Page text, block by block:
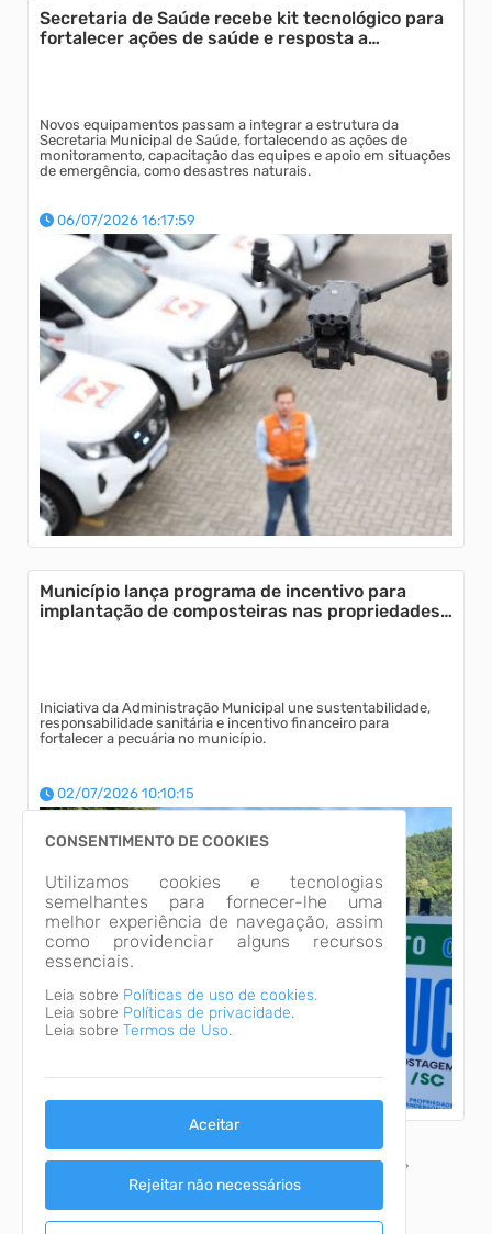
Secretaria de Saúde recebe kit tecnológico para
fortalecer ações de saúde e resposta a
Novos equipamentos passam a integrar a estrutura da
Secretaria Municipal de Saúde, fortalecendo as ações de
monitoramento, capacitação das equipes e apoio em situações
de emergência, como desastres naturais.
06/07/2026 16:17:59
Município lança programa de incentivo para
implantação de composteiras nas propriedades
Iniciativa da Administração Municipal une sustentabilidade,
responsabilidade sanitária e incentivo financeiro para
fortalecer a pecuária no município.
02/07/2026 10:10:15
1 2 3 4 5
CONSENTIMENTO DE COOKIES
Utilizamos cookies e tecnologias
semelhantes para fornecer-lhe uma
melhor experiência de navegação, assim
como providenciar alguns recursos
essenciais.
Leia sobre Políticas de uso de cookies.
Leia sobre Políticas de privacidade.
Leia sobre Termos de Uso.
Aceitar
Rejeitar não necessários